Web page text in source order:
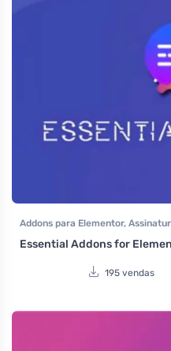
Addons para Elementor,
Essential Addons for
195 vendas